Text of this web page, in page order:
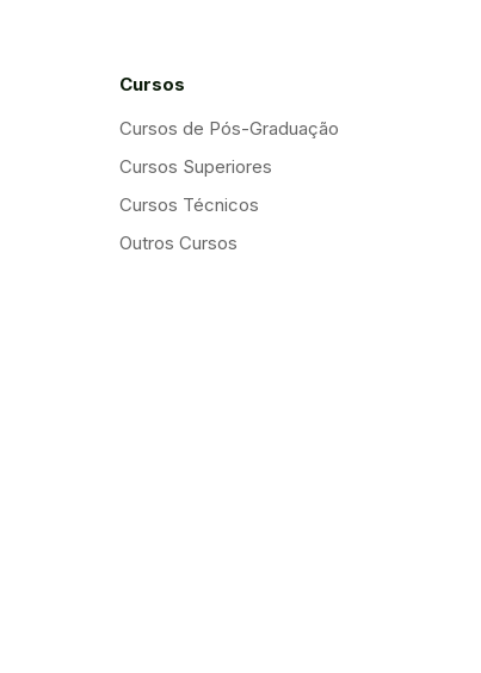
Cursos
Cursos de Pós-Graduação
Cursos Superiores
Cursos Técnicos
Outros Cursos